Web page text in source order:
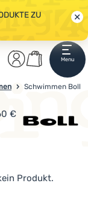
ZU
Anmelden
Warenkorb
Menu
4campingshop.de
Schwimmen Boll
€
Produkt.